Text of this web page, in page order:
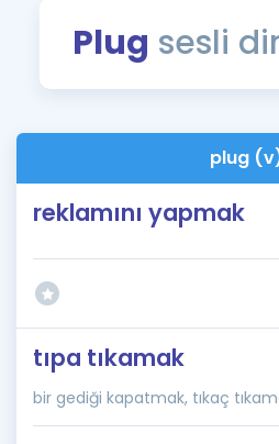
Rehberlik Aracı
Blog
İngilizce Gramer
Plug sesli
plug
reklamını yapmak
tıpa tıkamak
bir gediği kapatmak, tıkaç